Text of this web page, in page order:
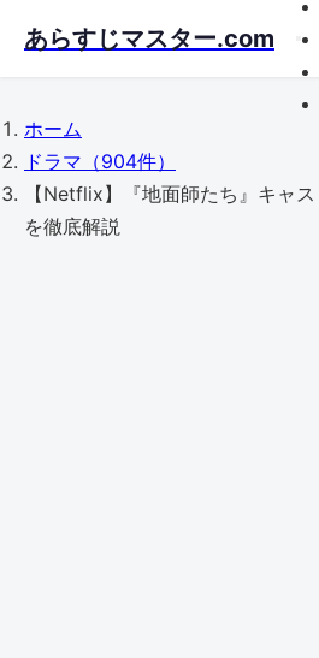
あらすじマスター.com
ホーム
ドラマ （904件）
【Netflix】『地面師たち』キャ
を徹底解説